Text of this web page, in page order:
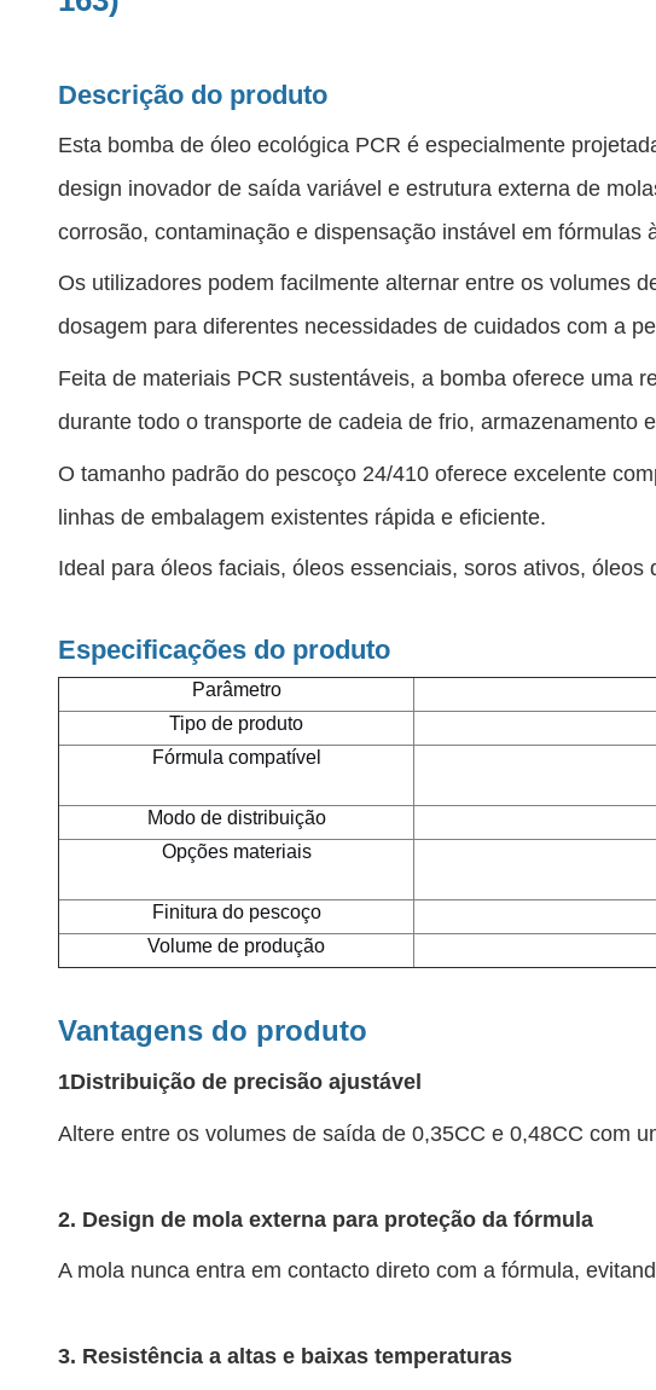
Descrição do produto
Esta bomba de óleo ecológica PCR é especialmente
design inovador de saída variável e estrutura externa de
corrosão, contaminação e dispensação instável em fórmulas
Os utilizadores podem facilmente alternar entre os volumes
dosagem para diferentes necessidades de cuidados com a
Feita de materiais PCR sustentáveis, a bomba oferece uma
durante todo o transporte de cadeia de frio, armazenamento
O tamanho padrão do pescoço 24/410 oferece excelente
linhas de embalagem existentes rápida e eficiente.
Ideal para óleos faciais, óleos essenciais, soros ativos,
Especificações do produto
Parâmetro
Tipo de produto
Fórmula compatível
Modo de distribuição
Opções materiais
Finitura do pescoço
Volume de produção
Vantagens do produto
1Distribuição de precisão ajustável
Altere entre os volumes de saída de 0,35CC e 0,48CC com
2. Design de mola externa para proteção da fórmula
A mola nunca entra em contacto direto com a fórmula,
3. Resistência a altas e baixas temperaturas